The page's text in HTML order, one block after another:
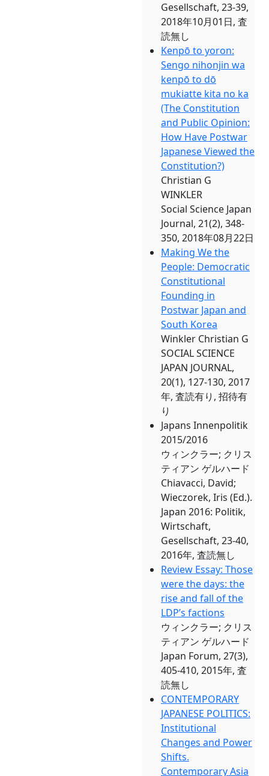
Gesellschaft, 23-39,
2018年10月01日, 査
読無し
Kenpō to yoron:
Sengo nihonjin wa
kenpō to dō
mukiatte kita no ka
(The Constitution
and Public Opinion:
How Have Postwar
Japanese Viewed the
Constitution?)
Christian G
WINKLER
Social Science Japan
Journal, 21(2), 348-
350, 2018年08月22日
Making We the
People: Democratic
Constitutional
Founding in
Postwar Japan and
South Korea
Winkler Christian G
SOCIAL SCIENCE
JAPAN JOURNAL,
20(1), 127-130, 2017
年, 査読有り, 招待有
り
Japans Innenpolitik
2015/2016
ウィンクラー; クリス
ティアン ゲルハード
Chiavacci, David;
Wieczorek, Iris (Ed.).
Japan 2016: Politik,
Wirtschaft,
Gesellschaft, 23-40,
2016年, 査読無し
Review Essay: Those
were the days: the
rise and fall of the
LDP’s factions
ウィンクラー; クリス
ティアン ゲルハード
Japan Forum, 27(3),
405-410, 2015年, 査
読無し
CONTEMPORARY
JAPANESE POLITICS:
Institutional
Changes and Power
Shifts.
Contemporary Asia